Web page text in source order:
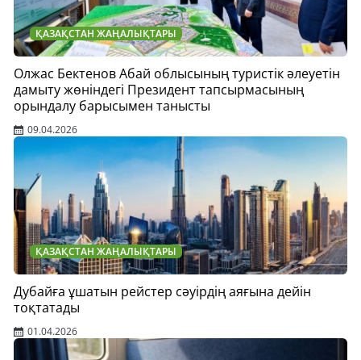
ҚАЗАҚСТАН ЖАҢАЛЫҚТАРЫ
Олжас Бектенов Абай облысының туристік әлеуетін
дамыту жөніндегі Президент тапсырмасының
орындалу барысымен танысты
09.04.2026
ҚАЗАҚСТАН ЖАҢАЛЫҚТАРЫ
Дубайға ұшатын рейстер сәуірдің аяғына дейін
тоқтатады
01.04.2026